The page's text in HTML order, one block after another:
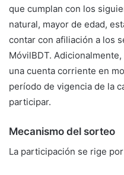
que cumplan con los
natural, mayor de edad,
contar con afiliación a los
MóvilBDT.
una cuenta corriente en
período de vigencia de la
participar.
Mecanismo del sorteo
La participación se rige